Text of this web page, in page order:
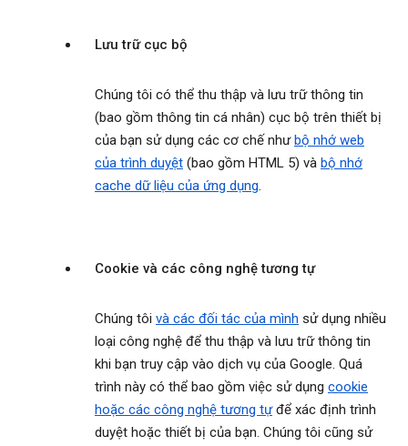
Lưu trữ cục bộ
Chúng tôi có thể thu thập và lưu trữ thông tin
(bao gồm thông tin cá nhân) cục bộ trên thiết bị
của bạn sử dụng các cơ chế nhưbộ nhớ web
của trình duyệt (bao gồm HTML 5) và bộ nhớ
cache dữ liệu của ứng dụng.
Cookie và các công nghệ tương tự
Chúng tôi và các đối tác của mình sử dụng nhiều
loại công nghệ để thu thập và lưu trữ thông tin
khi bạn truy cập vào dịch vụ của Google. Quá
trình này có thể bao gồm việc sử dụng cookie
hoặc các công nghệ tương tựđể xác định trình
duyệt hoặc thiết bị của bạn. Chúng tôi cũng sử